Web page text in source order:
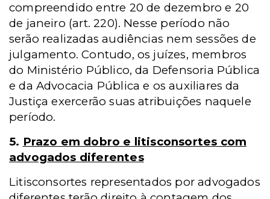
compreendido entre 20 de dezembro e 20
de janeiro (art. 220). Nesse período não
serão realizadas audiências nem sessões de
julgamento. Contudo, os juízes, membros
do Ministério Público, da Defensoria Pública
e da Advocacia Pública e os auxiliares da
Justiça exercerão suas atribuições naquele
período.
5. Prazo em dobro e litisconsortes com
advogados diferentes
Litisconsortes representados por advogados